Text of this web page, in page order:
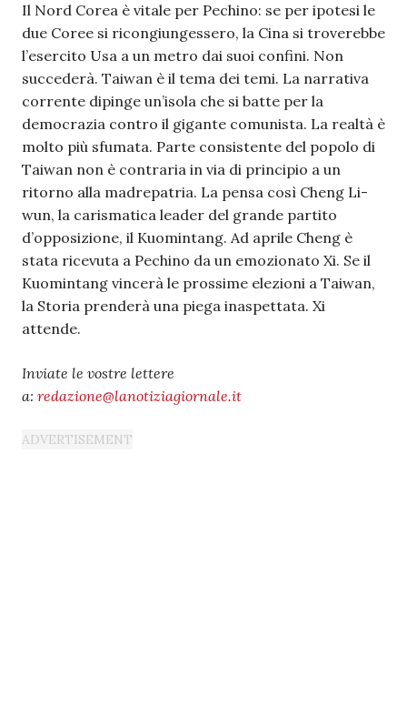
Il Nord Corea è vitale per Pechino: se per ipotesi le
due Coree si ricongiungessero, la Cina si troverebbe
l’esercito Usa a un metro dai suoi confini. Non
succederà. Taiwan è il tema dei temi. La narrativa
corrente dipinge un’isola che si batte per la
democrazia contro il gigante comunista. La realtà è
molto più sfumata. Parte consistente del popolo di
Taiwan non è contraria in via di principio a un
ritorno alla madrepatria. La pensa così Cheng Li-
wun, la carismatica leader del grande partito
d’opposizione, il Kuomintang. Ad aprile Cheng è
stata ricevuta a Pechino da un emozionato Xi. Se il
Kuomintang vincerà le prossime elezioni a Taiwan,
la Storia prenderà una piega inaspettata. Xi
attende.
Inviate le vostre lettere
a: redazione@lanotiziagiornale.it